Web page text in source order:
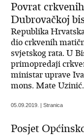
Povrat
Dubrovačkoj
Republika
dio crkvenih
svjetskog rata. U
primopredaji
ministar uprave
mons. Mate Uzinić.
05.09.2019. | Stranica
Posjet